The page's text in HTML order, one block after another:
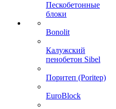
Пескобетонные
блоки
Bonolit
Калужский
пенобетон Sibel
Поритеп (Poritep)
EuroBlock